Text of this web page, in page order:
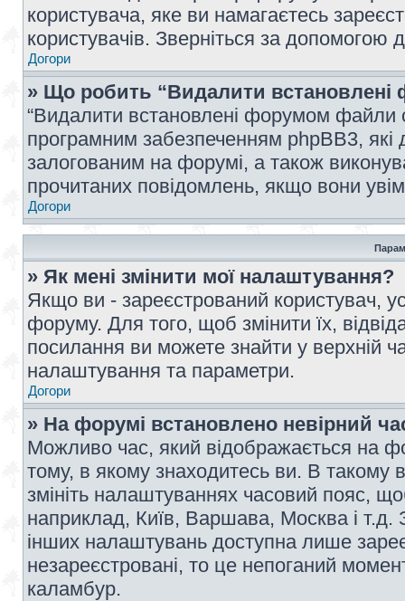
користувача, яке ви намагаєтесь
користувачів. Зверніться за допомогою
Догори
» Що робить “Видалити
“Видалити встановлені форумом файли
програмним забезпеченням phpBB3,
залогованим на форумі, а також
прочитаних повідомлень, якщо вони
Догори
» Як мені змінити мої налаштування?
Якщо ви - зареєстрований користувач,
форуму. Для того, щоб змінити їх,
посилання ви можете знайти у верхній
налаштування та параметри.
Догори
» На форумі встановлено невірний
Можливо час, який відображається на
тому, в якому знаходитесь ви. В такому
змініть налаштуваннях часовий пояс,
наприклад, Київ, Варшава, Москва і т.д.
інших налаштувань доступна лише
незареєстровані, то це непоганий
каламбур.